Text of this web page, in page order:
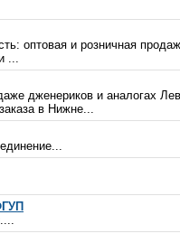
оптовая и розничная
...
дженериков и аналогах
в Нижне...